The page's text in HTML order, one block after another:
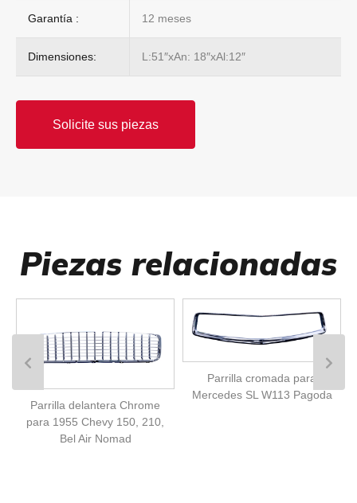
Garantía : 12 meses
Dimensiones: L:51″xAn: 18″xAl:12″
Solicite sus piezas
Piezas relacionadas
Parrilla delantera Chrome
para 1955 Chevy 150, 210,
Bel Air Nomad
Parrilla cromada para
Mercedes SL W113 Pagoda